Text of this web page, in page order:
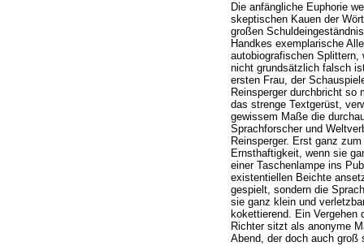
Die anfängliche Euphorie
skeptischen Kauen der
großen
Handkes exemplarische
autobiografischen
nicht grundsätzlich falsch
ersten Frau, der
Reinsperger durchbricht
das strenge Textgerüst,
gewissem Maße die
Sprachforscher und
Reinsperger. Erst ganz
Ernsthaftigkeit, wenn sie
einer Taschenlampe ins
existentiellen Beichte
gespielt, sondern die
sie ganz klein und
kokettierend. Ein Vergehen
Richter sitzt als anonyme
Abend, der doch auch